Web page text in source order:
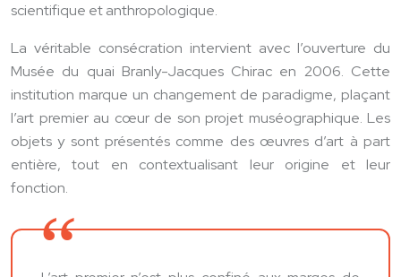
scientifique et anthropologique.
La véritable consécration intervient avec l’ouverture du
Musée du quai Branly-Jacques Chirac en 2006. Cette
institution marque un changement de paradigme, plaçant
l’art premier au cœur de son projet muséographique. Les
objets y sont présentés comme des œuvres d’art à part
entière, tout en contextualisant leur origine et leur
fonction.